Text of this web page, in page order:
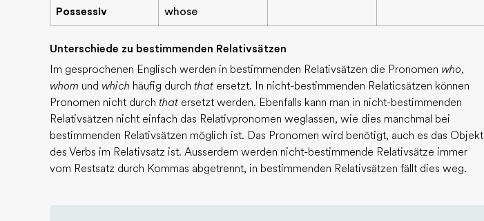
Possessiv whose
Unterschiede zu bestimmenden Relativsätzen
Im gesprochenen Englisch werden in bestimmenden Relativsätzen die Pronomen who,
whom und which häufig durch that ersetzt. In nicht-bestimmenden Relaticsätzen können
Pronomen nicht durch that ersetzt werden. Ebenfalls kann man in nicht-bestimmenden
Relativsätzen nicht einfach das Relativpronomen weglassen, wie dies manchmal bei
bestimmenden Relativsätzen möglich ist. Das Pronomen wird benötigt, auch es das Objekt
des Verbs im Relativsatz ist. Ausserdem werden nicht-bestimmende Relativsätze immer
vom Restsatz durch Kommas abgetrennt, in bestimmenden Relativsätzen fällt dies weg.